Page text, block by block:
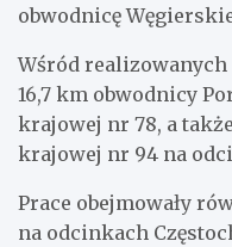
obwodnicę
Wśród realizowanych
16,7 km obwodnicy
krajowej nr 78, a
krajowej nr 94 na
Prace obejmowały
na odcinkach